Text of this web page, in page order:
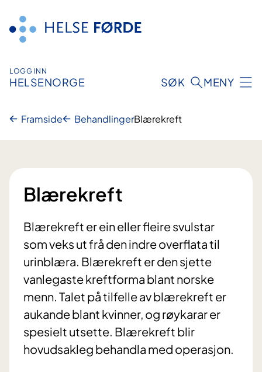
innhald
LOGG INN
HELSENORGE SØK MENY
Framside BehandlingerBlærekreft
Blærekreft
Blærekreft er ein eller fleire svulstar
som veks ut frå den indre overflata til
urinblæra. Blærekreft er den sjette
vanlegaste kreftforma blant norske
menn. Talet på tilfelle av blærekreft er
aukande blant kvinner, og røykarar er
spesielt utsette. Blærekreft blir
hovudsakleg behandla med operasjon.